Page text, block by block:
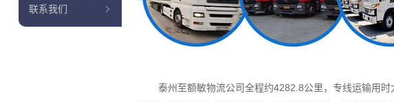
泰州至额敏物流公司全程约4282.8公里，专线运输用时
联系我们